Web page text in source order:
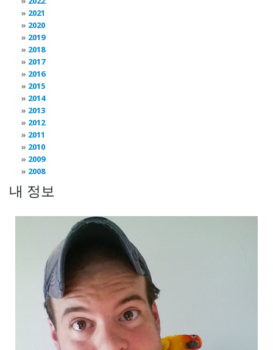
2021
2020
2019
2018
2017
2016
2015
2014
2013
2012
2011
2010
2009
2008
내 정보